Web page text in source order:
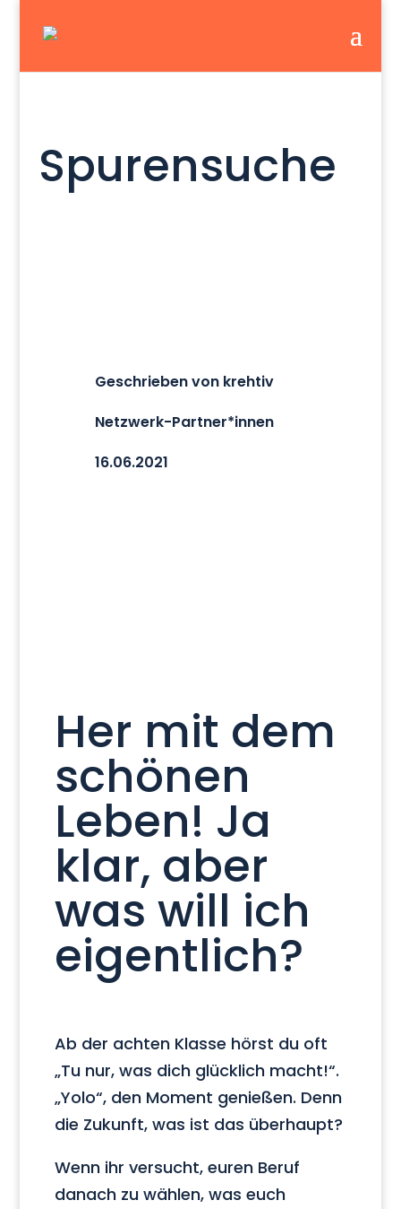
Spurensuche
Geschrieben von krehtiv
Netzwerk-Partner*innen
16.06.2021
Her mit dem
schönen
Leben! Ja
klar, aber
was will ich
eigentlich?
Ab der achten Klasse hörst du oft
„Tu nur, was dich glücklich macht!“.
„Yolo“, den Moment genießen. Denn
die Zukunft, was ist das überhaupt?
Wenn ihr versucht, euren Beruf
danach zu wählen, was euch